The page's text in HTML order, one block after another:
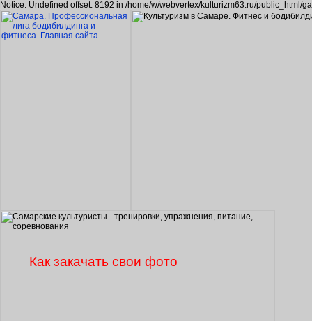
Notice: Undefined offset: 8192 in /home/w/webvertex/kulturizm63.ru/public_html/
Как закачать свои фото